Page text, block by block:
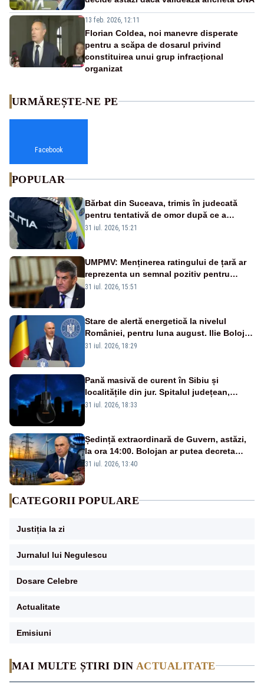
13 feb. 2026, 12:11
Florian Coldea, noi manevre disperate
pentru a scăpa de dosarul privind
constituirea unui grup infracțional
organizat
MAI MULTE ȘTIRI DIN ACTUALITATE
URMĂREȘTE-NE PE
Facebook
POPULAR
Bărbat din Suceava, trimis în judecată
pentru tentativă de omor după ce a
înjunghiat un tânăr în urma unui conflict
31 iul. 2026, 15:21
UMPMV: Menținerea ratingului de țară ar
reprezenta un semnal pozitiv pentru
România. Autoritățile trebuie să continue
31 iul. 2026, 15:51
Stare de alertă energetică la nivelul
României, pentru luna august. Ilie Bolojan
a anunțat importuri și posibile restricții –
31 iul. 2026, 18:29
Pană masivă de curent în Sibiu și
localitățile din jur. Spitalul județean,
semafoarele, rețelele de telefonie, grav
31 iul. 2026, 18:33
Ședință extraordinară de Guvern, astăzi,
la ora 14:00. Bolojan ar putea decreta
stare de urgență energetică
31 iul. 2026, 13:40
CATEGORII POPULARE
Justiția la zi
Jurnalul lui Negulescu
Dosare Celebre
Actualitate
Emisiuni